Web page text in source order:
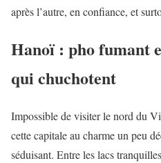
après l’autre, en confiance, et
Hanoï : pho fumant
qui chuchotent
Impossible de visiter le nord du
cette capitale au charme un peu
séduisant. Entre les lacs